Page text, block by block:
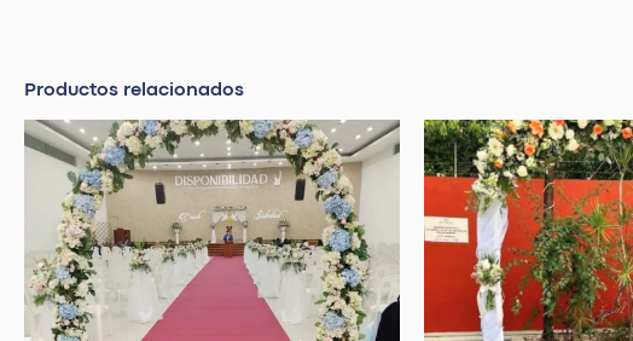
Productos relacionados